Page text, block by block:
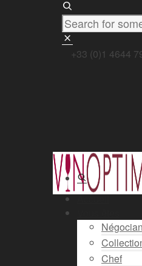
+33 (0)1 4644
Accueil
Chef